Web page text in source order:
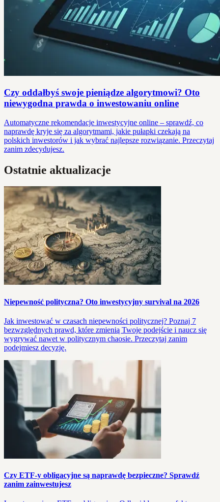
Czy oddałbyś swoje pieniądze algorytmowi? Oto
niewygodna prawda o inwestowaniu online
Automatyczne rekomendacje inwestycyjne online – sprawdź, co
naprawdę kryje się za algorytmami, jakie pułapki czekają na
polskich inwestorów i jak wybrać najlepsze rozwiązanie. Przeczytaj
zanim zdecydujesz.
Ostatnie aktualizacje
Niepewność polityczna? Oto inwestycyjny survival na 2026
Jak inwestować w czasach niepewności politycznej? Poznaj 7
bezwzględnych prawd, które zmienią Twoje podejście i naucz się
wygrywać nawet w politycznym chaosie. Przeczytaj zanim
podejmiesz decyzję.
Czy ETF-y obligacyjne są naprawdę bezpieczne? Sprawdź
zanim zainwestujesz